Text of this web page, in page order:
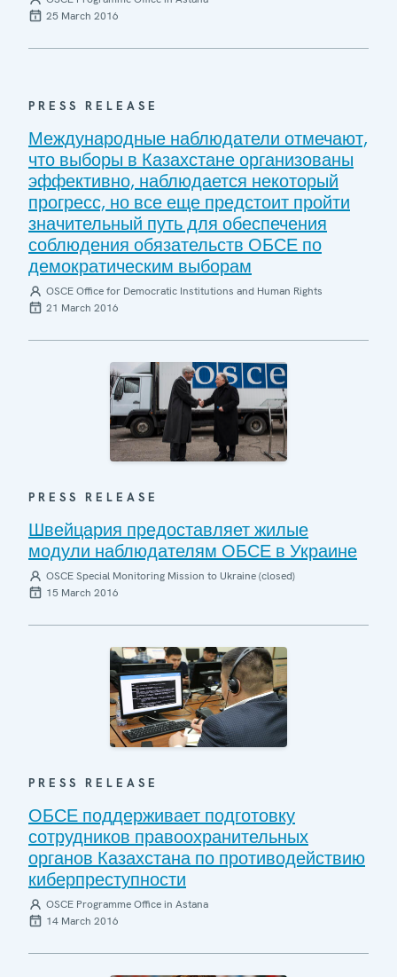
25 March 2016
PRESS RELEASE
Международные наблюдатели отмечают,
что выборы в Казахстане организованы
эффективно, наблюдается некоторый
прогресс, но все еще предстоит пройти
значительный путь для обеспечения
соблюдения обязательств ОБСЕ по
демократическим выборам
OSCE Office for Democratic Institutions and Human Rights
21 March 2016
PRESS RELEASE
Швейцария предоставляет жилые
модули наблюдателям ОБСЕ в Украине
OSCE Special Monitoring Mission to Ukraine (closed)
15 March 2016
PRESS RELEASE
ОБСЕ поддерживает подготовку
сотрудников правоохранительных
органов Казахстана по противодействию
киберпреступности
OSCE Programme Office in Astana
14 March 2016